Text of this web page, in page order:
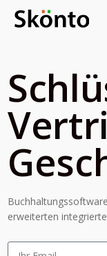
erweiterten